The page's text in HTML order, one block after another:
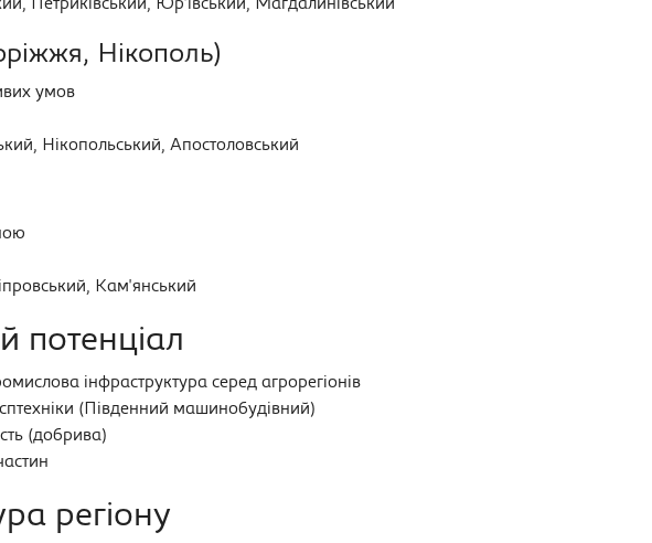
Петриківський, Юр'ївський, Магдалинівський
Нікополь)
умов
Нікопольський, Апостоловський
Кам'янський
потенціал
інфраструктура серед агрорегіонів
(Південний машинобудівний)
(добрива)
регіону